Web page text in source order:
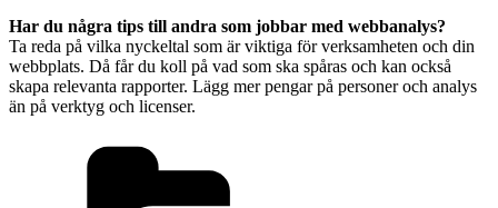
Har du några tips till andra som jobbar med webbanalys?
Ta reda på vilka nyckeltal som är viktiga för verksamheten och din
webbplats. Då får du koll på vad som ska spåras och kan också
skapa relevanta rapporter. Lägg mer pengar på personer och analys
än på verktyg och licenser.